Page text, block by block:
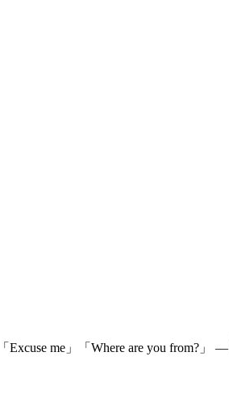
Excuse me」「Where are you from?」 —